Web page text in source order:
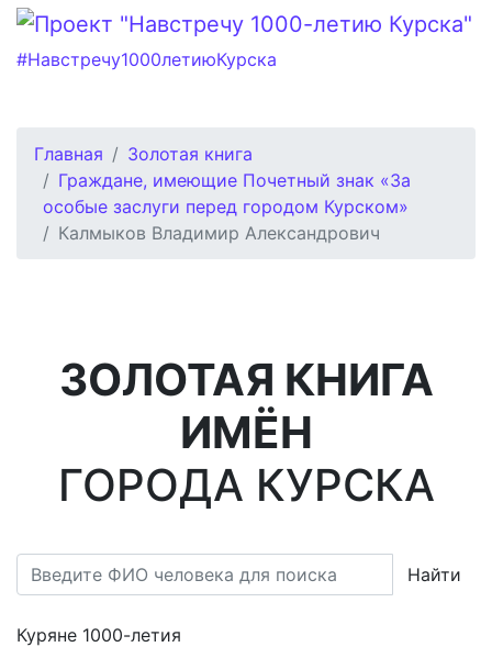
#Навстречу1000летиюКурска
Главная
Золотая книга
Граждане, имеющие Почетный знак «За
особые заслуги перед городом Курском»
Калмыков Владимир Александрович
ЗОЛОТАЯ КНИГА
ИМЁН
ГОРОДА КУРСКА
Найти
Куряне 1000-летия